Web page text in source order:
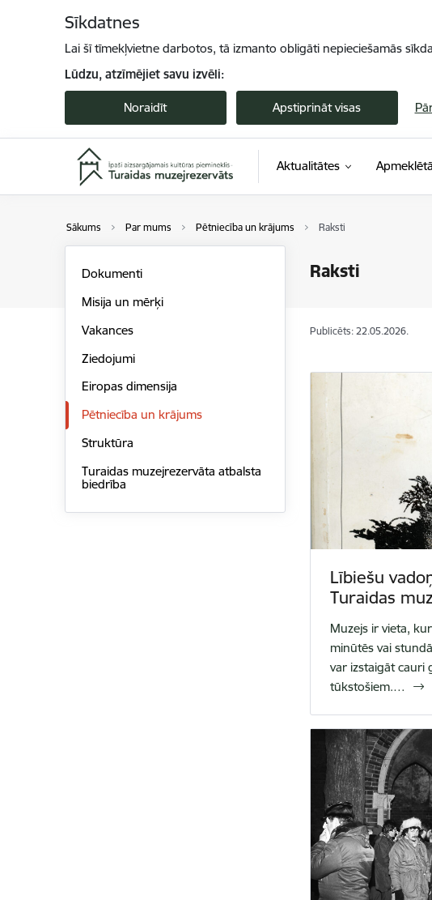
Sīkdatnes
Lai šī tīmekļvietne darbotos, tā izmanto obligāti nepieciešamās
Lūdzu, atzīmējiet savu izvēli:
Noraidīt Apstiprināt visas
Aktualitātes
Sākums Par mums Pētniecība un krājums Raksti
Raksti
Dokumenti
Misija un mērķi
Vakances
Ziedojumi
Eiropas dimensija
Pētniecība un krājums
Struktūra
Turaidas muzejrezervāta atbalsta
biedrība
Publicēts: 22.05.2026.
Lībiešu
Turaidas
Muzejs ir vieta,
minūtēs vai
var izstaigāt cauri
tūkstošiem.…